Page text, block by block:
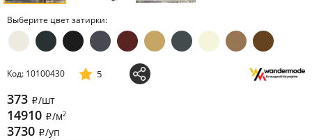
Выберите цвет затирки:
Код: 10100430 5
373 i/шт
14910 i/м2
3730 i/уп